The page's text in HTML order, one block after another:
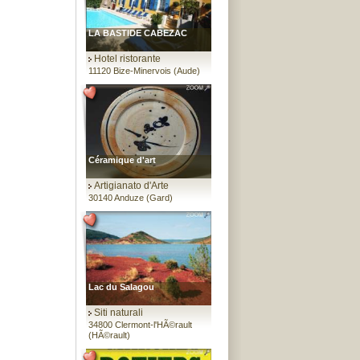
LA BASTIDE CABEZAC
Hotel ristorante
11120 Bize-Minervois (Aude)
Céramique d'art
Artigianato d'Arte
30140 Anduze (Gard)
Lac du Salagou
Siti naturali
34800 Clermont-l'HÃ©rault
(HÃ©rault)